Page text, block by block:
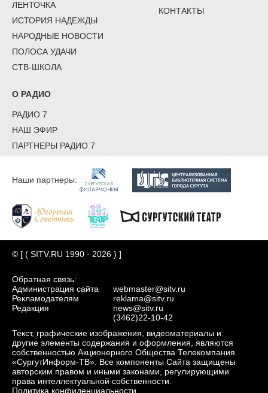
ЛЕНТОЧКА
ИСТОРИЯ НАДЕЖДЫ
НАРОДНЫЕ НОВОСТИ
ПОЛОСА УДАЧИ
СТВ-ШКОЛА
КОНТАКТЫ
О РАДИО
РАДИО 7
НАШ ЭФИР
ПАРТНЕРЫ РАДИО 7
Наши партнеры:
© [ ( SITV.RU 1990 - 2026 ) ]
Обратная связь:
Администрация сайта
Рекламодателям
Редакция
webmaster@sitv.ru
reklama@sitv.ru
news@sitv.ru
(3462)22-10-42
Текст, графические изображения, видеоматериалы и
другие элементы содержания и оформления, являются
собственностью Акционерного Общества Телекомпания
«СургутИнформ-ТВ». Все компоненты Сайта защищены
авторским правом и иными законами, регулирующими
права интеллектуальной собственности.
Политика конфиденциальности.